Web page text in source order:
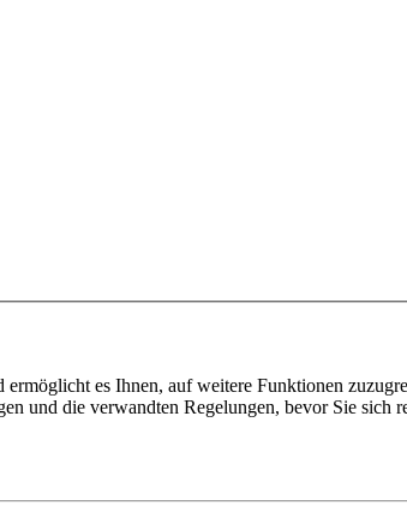
es Ihnen, auf weitere Funktionen
und die verwandten Regelungen, bevor Sie sich